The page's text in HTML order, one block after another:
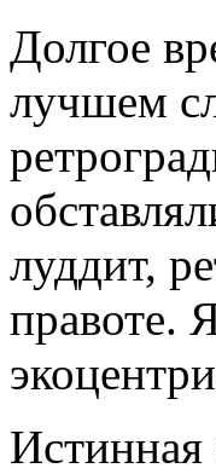
Долгое
лучшем
луддит,
правоте.